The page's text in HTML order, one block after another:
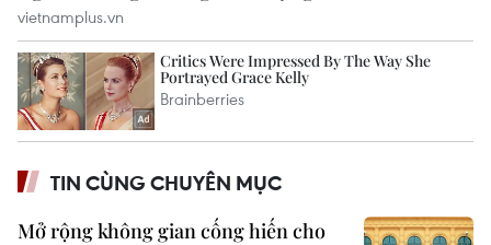
TIN CÙNG CHUYÊN MỤC
Mở rộng không gian cống hiến cho